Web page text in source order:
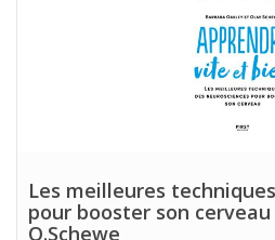
Les meilleures
pour booster son
O.Schewe